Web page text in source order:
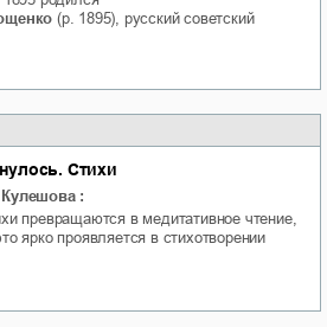
(р. 1895), русский советский
Стихи
:
превращаются в медитативное чтение,
ярко проявляется в стихотворении